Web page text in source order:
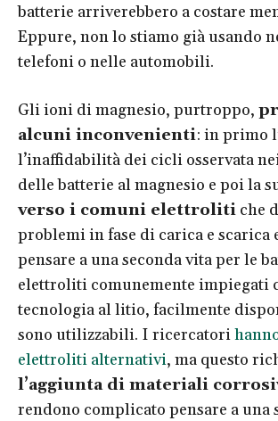
batterie arriverebbero a costare
Eppure, non lo stiamo già usando
telefoni o nelle automobili.
Gli ioni di magnesio, purtroppo,
alcuni inconvenienti: in primo
l’inaffidabilità dei cicli osservata
delle batterie al magnesio e poi la
verso i comuni elettroliti che
problemi in fase di carica e scarica
pensare a una seconda vita per le
elettroliti comunemente impiegati
tecnologia al litio, facilmente
sono utilizzabili. I ricercatori
elettroliti alternativi, ma questo
l’aggiunta di materiali
rendono complicato pensare a una